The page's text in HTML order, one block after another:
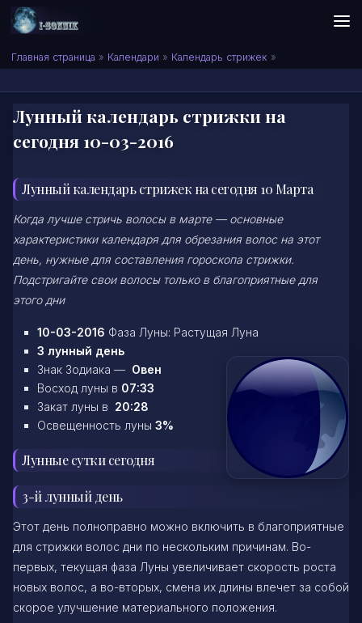
Skip to content
Сонник I-SONNIK.COM
Главная страница » Календари » Календарь стрижек »
Лунный календарь стрижки на
сегодня 10-03-2016
Лунный календарь стрижек на сегодня 10 Марта
Когда лучше стричь волосы в марте — основные
характеристики календаря для обрезания волос на этот
день, нужные для составления гороскопа стрижки.
Подстригайте свои волосы только в благоприятные для
этого дни
10-03-2016 Фаза Луны: Растущая Луна
3 лунный день
Знак Зодиака — Овен
Восход луны в 07:33
Закат луны в 20:28
Освещенность луны 3%
Лунные сутки сегодня
3-й лунный день
Этот день полноправно можно включить в благоприятные
для стрижки волос дни по нескольким причинам. Во-
первых, текущая фаза Луны увеличивает скорость роста
новых волос, а во-вторых, смена их длины влечет за собой
скорое улучшение материального положения.